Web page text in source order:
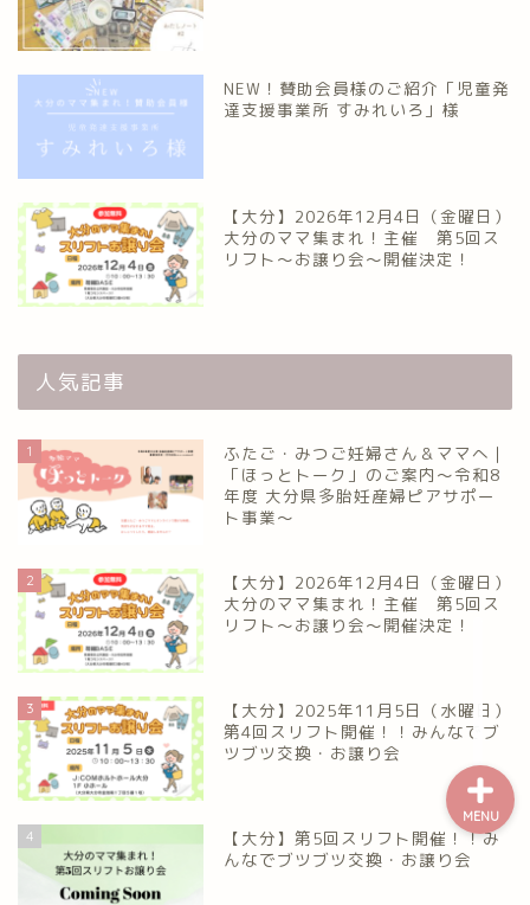
NEW！賛助会員様のご紹介「児童発
達支援事業所 すみれいろ」様
【大分】2026年12月4日（金曜日）
大分のママ集まれ！主催 第5回ス
リフト〜お譲り会〜開催決定！
人気記事
1
ふたご・みつご妊婦さん＆ママへ｜
「ほっとトーク」のご案内～令和8
年度 大分県多胎妊産婦ピアサポー
ト事業～
2
【大分】2026年12月4日（金曜日）
大分のママ集まれ！主催 第5回ス
リフト〜お譲り会〜開催決定！
3
【大分】2025年11月5日（水曜日）
第4回スリフト開催！！みんなでブ
ツブツ交換・お譲り会
4
【大分】第5回スリフト開催！！み
んなでブツブツ交換・お譲り会
MENU
佐賀のママ集まれ！につ
佐賀ママのサークル
熊本のママ集まれ！につ
いて
令和8年度子育て応援活動人